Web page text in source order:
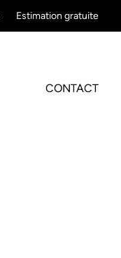
Estimation gratuite
CONTACT